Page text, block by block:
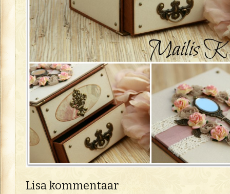
Lisa kommentaar